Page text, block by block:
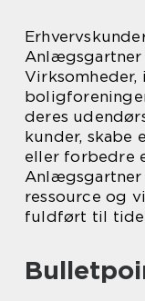
Anlægsgartner
deres
kunder, skabe
eller forbedre
ressource og
fuldført til